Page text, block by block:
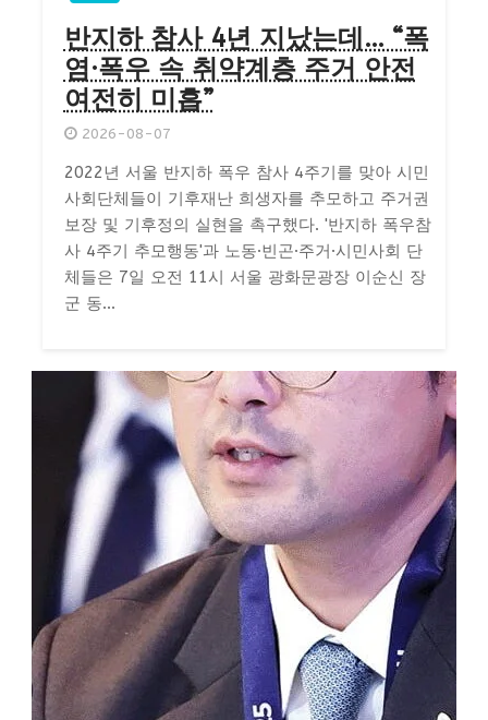
반지하 참사 4년 지났는데… “폭
염·폭우 속 취약계층 주거 안전
여전히 미흡”
2026-08-07
2022년 서울 반지하 폭우 참사 4주기를 맞아 시민
사회단체들이 기후재난 희생자를 추모하고 주거권
보장 및 기후정의 실현을 촉구했다. '반지하 폭우참
사 4주기 추모행동'과 노동·빈곤·주거·시민사회 단
체들은 7일 오전 11시 서울 광화문광장 이순신 장
군 동...